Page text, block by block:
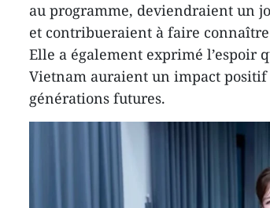
au programme, deviendraient un
et contribueraient à faire
Elle a également exprimé l’espoir
Vietnam auraient un impact positif
générations futures.